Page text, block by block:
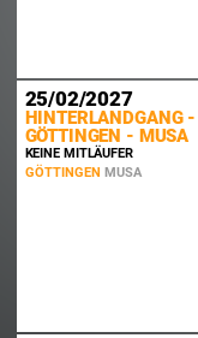
25/02/2027
HINTERLANDGANG -
GÖTTINGEN - MUSA
KEINE MITLÄUFER
GÖTTINGEN MUSA